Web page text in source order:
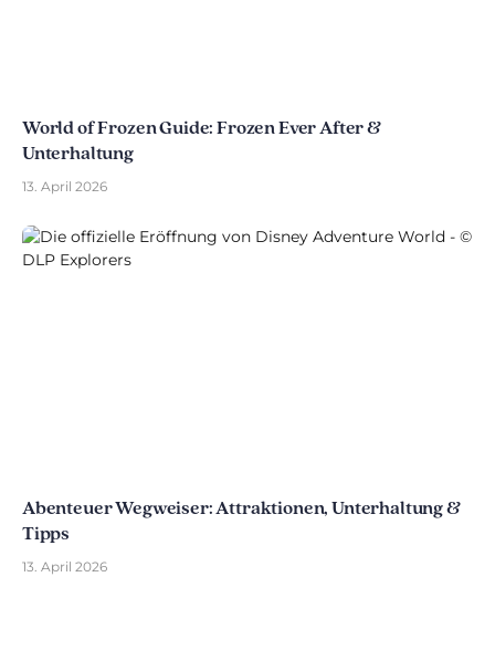
World of Frozen Guide: Frozen Ever After &
Unterhaltung
13. April 2026
Abenteuer Wegweiser: Attraktionen, Unterhaltung &
Tipps
13. April 2026